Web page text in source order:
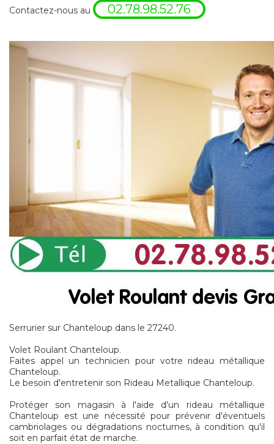
Contactez-nous au
02.78.98.52.76
Serrurier sur Chanteloup dans le 27240.
Volet Roulant Chanteloup.
Faites appel un technicien pour votre rideau métallique
Chanteloup.
Le besoin d'entretenir son Rideau Metallique Chanteloup.
Protéger son magasin à l'aide d'un rideau métallique
Chanteloup est une nécessité pour prévenir d'éventuels
cambriolages ou dégradations nocturnes, à condition qu'il
soit en parfait état de marche.